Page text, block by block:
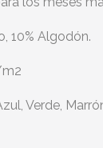
10% Algodón.
Verde,